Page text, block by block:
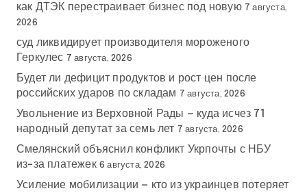
как ДТЭК перестраивает бизнес под новую 7 августа,
2026
суд ликвидирует производителя мороженого
Геркулес 7 августа, 2026
Будет ли дефицит продуктов и рост цен после
российских ударов по складам 7 августа, 2026
Увольнение из Верховной Рады — куда исчез 71
народный депутат за семь лет 7 августа, 2026
Смелянский объяснил конфликт Укрпочты с НБУ
из-за платежек 6 августа, 2026
Усиление мобилизации — кто из украинцев потеряет